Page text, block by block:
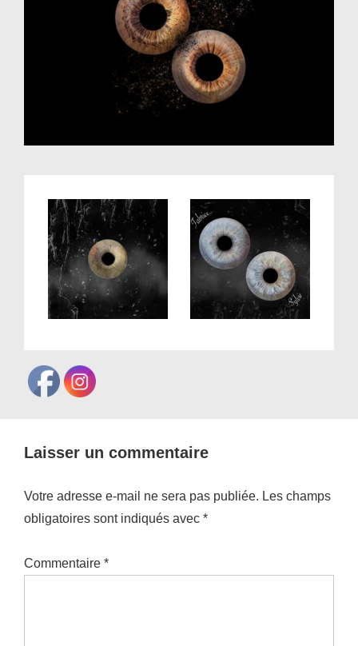
Laisser un commentaire
Votre adresse e-mail ne sera pas publiée. Les champs
obligatoires sont indiqués avec *
Commentaire *